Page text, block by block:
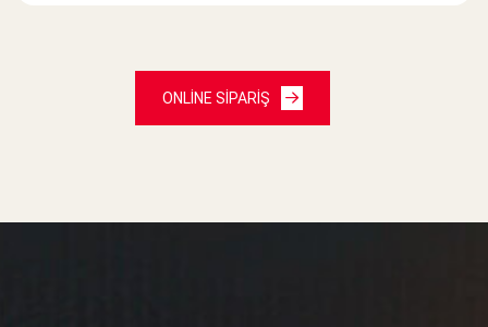
ONLİNE SİPARİŞ